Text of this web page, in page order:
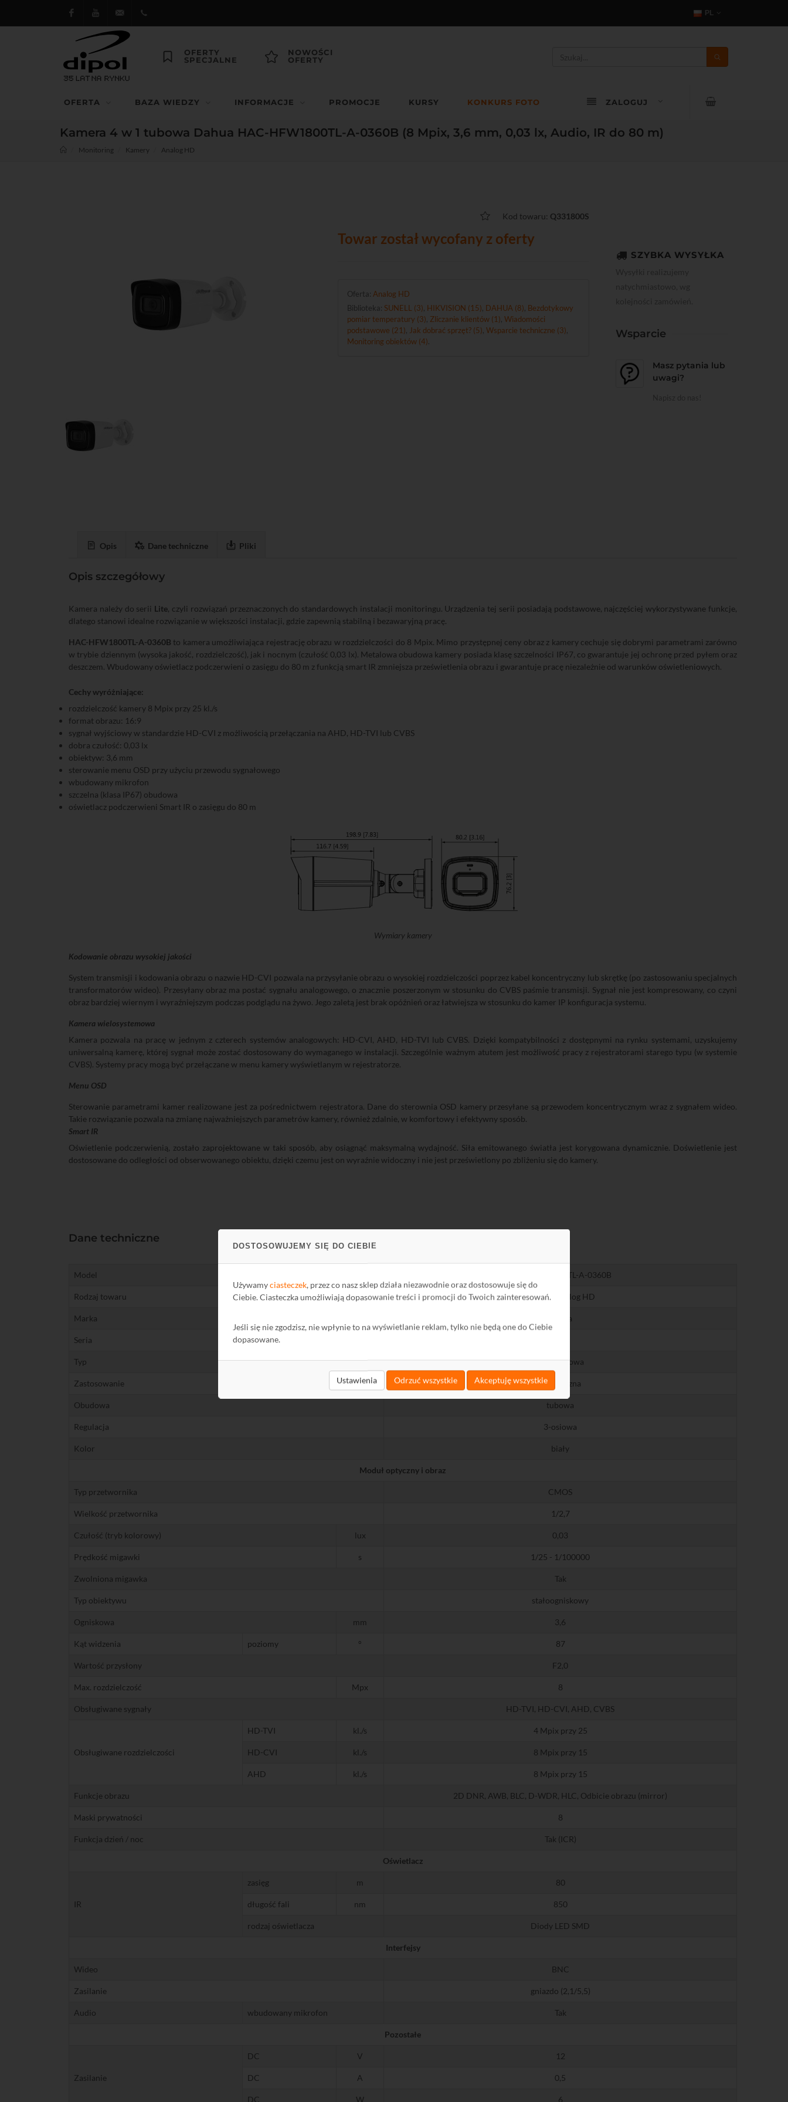
DOSTOSOWUJEMY SIĘ DO CIEBIE
Używamyciasteczek, przez co nasz sklep działa niezawodnie oraz dostosowuje się do
Ciebie. Ciasteczka umożliwiają dopasowanie treści i promocji do Twoich zainteresowań.
Jeśli się nie zgodzisz, nie wpłynie to na wyświetlanie reklam, tylko nie będą one do Ciebie
dopasowane.
Ustawienia Odrzuć wszystkie Akceptuję wszystkie
FacebookYoutube dipol@dipol.com.pl
PL
OFERTY
SPECJALNE
NOWOŚCI
OFERTY
OFERTA BAZA WIEDZY INFORMACJE PROMOCJE KURSY KONKURS FOTO ZALOGUJ
Kamera 4 w 1 tubowa Dahua HAC-HFW1800TL-A-0360B (8 Mpix, 3,6 mm, 0,03 lx, Audio, IR do 80 m)
Monitoring Kamery Analog HD
Kod towaru: Q331800S
Towar został wycofany z oferty
Oferta: Analog HD
Biblioteka: SUNELL (3) HIKVISION (15) DAHUA (8) Bezdotykowy
pomiar temperatury (3) Zliczanie klientów (1) ,Wiadomości
podstawowe (21)
Jak dobrać sprzęt? (5) ,Wsparcie techniczne (3)
Monitoring obiektów (4)
SZYBKA WYSYŁKA
Wsparcie
Masz pytania lub
uwagi?
Opis Dane techniczne Pliki
Opis szczegółowy
Kamera należy do serii Lite, czyli rozwiązań przeznaczonych do standardowych instalacji monitoringu. Urządzenia tej serii posiadają podstawowe, najczęściej wykorzystywane funkcje,
dlatego stanowi idealne rozwiązanie w większości instalacji, gdzie zapewnią stabilną i bezawaryjną pracę.
HAC-HFW1800TL-A-0360B to kamera umożliwiająca rejestrację obrazu w rozdzielczości do 8 Mpix. Mimo przystępnej ceny obraz z kamery cechuje się dobrymi parametrami zarówno
w trybie dziennym (wysoka jakość, rozdzielczość), jak i nocnym (czułość 0,03 lx). Metalowa obudowa kamery posiada klasę szczelności IP67, co gwarantuje jej ochronę przed pyłem oraz
deszczem. Wbudowany oświetlacz podczerwieni o zasięgu do 80 m z funkcją smart IR zmniejsza prześwietlenia obrazu i gwarantuje pracę niezależnie od warunków oświetleniowych.
Cechy wyróżniające:
rozdzielczość kamery 8 Mpix przy 25 kl./s
format obrazu: 16:9
sygnał wyjściowy w standardzie HD-CVI z możliwością przełączania na AHD, HD-TVI lub CVBS
dobra czułość: 0,03 lx
obiektyw: 3,6 mm
sterowanie menu OSD przy użyciu przewodu sygnałowego
wbudowany mikrofon
szczelna (klasa IP67) obudowa
oświetlacz podczerwieni Smart IR o zasięgu do 80 m
Wymiary kamery
Kodowanie obrazu wysokiej jakości
System transmisji i kodowania obrazu o nazwie HD-CVI pozwala na przysyłanie obrazu o wysokiej rozdzielczości poprzez kabel koncentryczny lub skrętkę (po zastosowaniu specjalnych
transformatorów wideo). Przesyłany obraz ma postać sygnału analogowego, o znacznie poszerzonym w stosunku do CVBS paśmie transmisji. Sygnał nie jest kompresowany, co czyni
obraz bardziej wiernym i wyraźniejszym podczas podglądu na żywo. Jego zaletą jest brak opóźnień oraz łatwiejsza w stosunku do kamer IP konfiguracja systemu.
Kamera wielosystemowa
Kamera pozwala na pracę w jednym z czterech systemów analogowych: HD-CVI, AHD, HD-TVI lub CVBS. Dzięki kompatybilności z dostępnymi na rynku systemami, uzyskujemy
uniwersalną kamerę, której sygnał może zostać dostosowany do wymaganego w instalacji. Szczególnie ważnym atutem jest możliwość pracy z rejestratorami starego typu (w systemie
CVBS). Systemy pracy mogą być przełączane w menu kamery wyświetlanym w rejestratorze.
Menu OSD
Sterowanie parametrami kamer realizowane jest za pośrednictwem rejestratora. Dane do sterownia OSD kamery przesyłane są przewodem koncentrycznym wraz z sygnałem wideo.
Takie rozwiązanie pozwala na zmianę najważniejszych parametrów kamery, również zdalnie, w komfortowy i efektywny sposób.
Smart IR
Oświetlenie podczerwienią, zostało zaprojektowane w taki sposób, aby osiągnąć maksymalną wydajność. Siła emitowanego światła jest korygowana dynamicznie. Doświetlenie jest
dostosowane do odległości od obserwowanego obiektu, dzięki czemu jest on wyraźnie widoczny i nie jest prześwietlony po zbliżeniu się do kamery.
Dane techniczne
Model HAC-HFW1800TL-A-0360B
Rodzaj towaru kamera Analog HD
Marka Dahua
Seria
Typ standardowa
Zastosowanie zewnętrzna
Obudowa tubowa
Regulacja 3-osiowa
Kolor biały
Moduł optyczny i obraz
Typ przetwornika CMOS
Wielkość przetwornika 1/2,7
Czułość (tryb kolorowy) lux 0,03
Prędkość migawki s 1/25 - 1/100000
Zwolniona migawka Tak
Typ obiektywu stałoogniskowy
Ogniskowa mm 3,6
Kąt widzenia poziomy ° 87
Wartość przysłony F2,0
Max. rozdzielczość Mpx 8
Obsługiwane sygnały HD-TVI, HD-CVI, AHD, CVBS
Obsługiwane rozdzielczości
HD-TVI kl./s 4 Mpix przy 25
HD-CVI kl./s 8 Mpix przy 15
AHD kl./s 8 Mpix przy 15
Funkcje obrazu 2D DNR, AWB, BLC, D-WDR, HLC, Odbicie obrazu (mirror)
Maski prywatności 8
Funkcja dzień / noc Tak (ICR)
Oświetlacz
IR
zasięg m 80
długość fali nm 850
rodzaj oświetlacza Diody LED SMD
Interfejsy
Wideo BNC
Zasilanie gniazdo (2,1/5,5)
Audio wbudowany mikrofon Tak
Pozostałe
Zasilanie
DC V 12
DC A 0,5
DC W 6